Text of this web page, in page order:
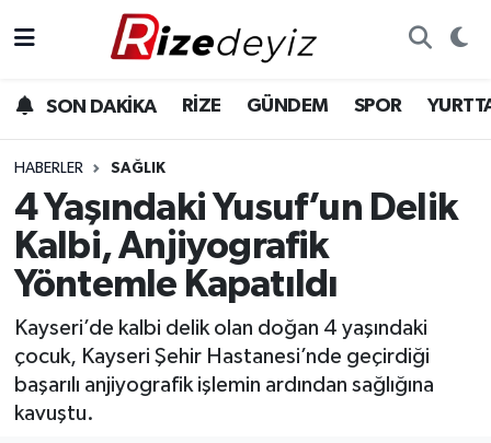
SON DAKİKA RİZE GÜNDEM SPOR
HABERLER SAĞLIK
4 Yaşındaki Yusuf’un Delik
Kalbi, Anjiyografik
Yöntemle Kapatıldı
Kayseri’de kalbi delik olan doğan 4 yaşındaki
çocuk, Kayseri Şehir Hastanesi’nde geçirdiği
başarılı anjiyografik işlemin ardından sağlığına
kavuştu.
Gündem
Yurttan Haberler
Ekonomi
Sağlık
Rize Hava Durumu
Rize Trafik Yoğunluk Haritası
Süper Lig Puan Durumu ve Fikstür
Son Dakika Haberleri
Haber Arşivi